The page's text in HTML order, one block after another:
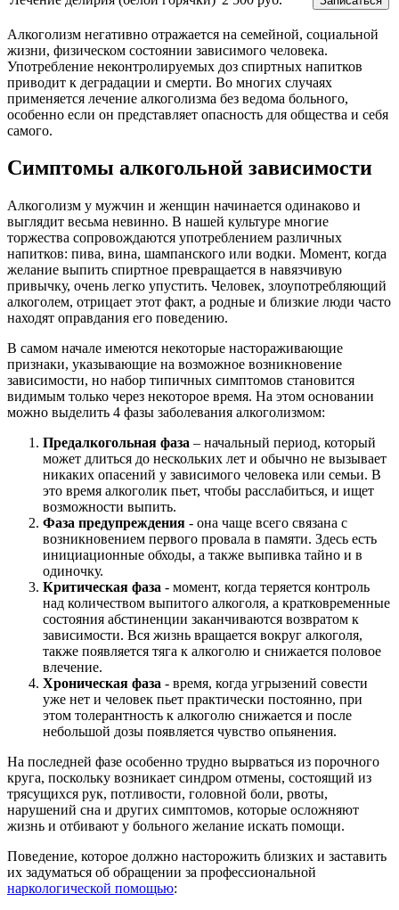
Алкоголизм негативно отражается на семейной, социальной
жизни, физическом состоянии зависимого человека.
Употребление неконтролируемых доз спиртных напитков
приводит к деградации и смерти. Во многих случаях
применяется лечение алкоголизма без ведома больного,
особенно если он представляет опасность для общества и себя
самого.
Симптомы алкогольной зависимости
Алкоголизм у мужчин и женщин начинается одинаково и
выглядит весьма невинно. В нашей культуре многие
торжества сопровождаются употреблением различных
напитков: пива, вина, шампанского или водки. Момент, когда
желание выпить спиртное превращается в навязчивую
привычку, очень легко упустить. Человек, злоупотребляющий
алкоголем, отрицает этот факт, а родные и близкие люди часто
находят оправдания его поведению.
В самом начале имеются некоторые настораживающие
признаки, указывающие на возможное возникновение
зависимости, но набор типичных симптомов становится
видимым только через некоторое время. На этом основании
можно выделить 4 фазы заболевания алкоголизмом:
Предалкогольная фаза – начальный период, который
может длиться до нескольких лет и обычно не вызывает
никаких опасений у зависимого человека или семьи. В
это время алкоголик пьет, чтобы расслабиться, и ищет
возможности выпить.
Фаза предупреждения - она чаще всего связана с
возникновением первого провала в памяти. Здесь есть
инициационные обходы, а также выпивка тайно и в
одиночку.
Критическая фаза - момент, когда теряется контроль
над количеством выпитого алкоголя, а кратковременные
состояния абстиненции заканчиваются возвратом к
зависимости. Вся жизнь вращается вокруг алкоголя,
также появляется тяга к алкоголю и снижается половое
влечение.
Хроническая фаза - время, когда угрызений совести
уже нет и человек пьет практически постоянно, при
этом толерантность к алкоголю снижается и после
небольшой дозы появляется чувство опьянения.
На последней фазе особенно трудно вырваться из порочного
круга, поскольку возникает синдром отмены, состоящий из
трясущихся рук, потливости, головной боли, рвоты,
нарушений сна и других симптомов, которые осложняют
жизнь и отбивают у больного желание искать помощи.
Поведение, которое должно насторожить близких и заставить
их задуматься об обращении за профессиональной
наркологической помощью: